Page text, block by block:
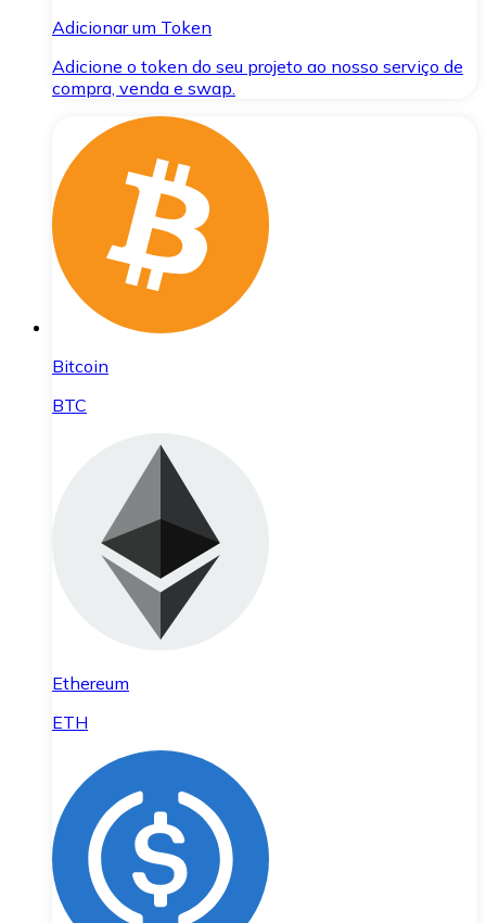
Adicionar um Token
Adicione o token do seu projeto ao nosso serviço de
compra, venda e swap.
Bitcoin
BTC
Ethereum
ETH